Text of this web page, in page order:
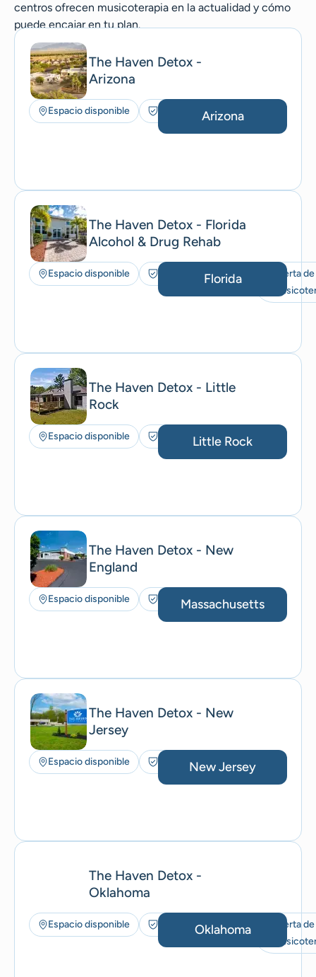
centros ofrecen musicoterapia en la actualidad y cómo
puede encajar en tu plan.
The Haven Detox -
Arizona
Espacio disponible Seguros aceptados
Arizona
The Haven Detox - Florida
Alcohol & Drug Rehab
Espacio disponible Seguros aceptados
Oferta de
Florida
The Haven Detox - Little
Rock
Espacio disponible Seguros aceptados
Little Rock
The Haven Detox - New
England
Espacio disponible Seguros aceptados
Massachusetts
The Haven Detox - New
Jersey
Espacio disponible Seguros aceptados
New Jersey
The Haven Detox -
Oklahoma
Espacio disponible Seguros aceptados
Oferta de
Oklahoma